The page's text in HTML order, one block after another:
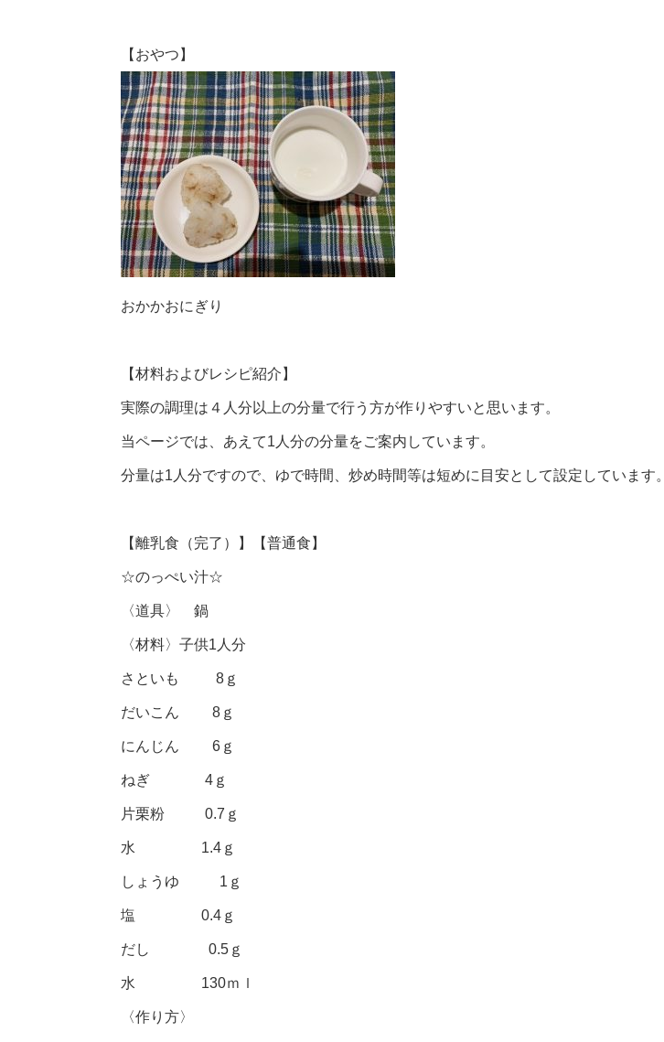
【おやつ】
おかかおにぎり
【材料およびレシピ紹介】
実際の調理は４人分以上の分量で行う方が作りやすいと思います。
当ページでは、あえて1人分の分量をご案内しています。
分量は1人分ですので、ゆで時間、炒め時間等は短めに目安として設定しています。
【離乳食（完了）】【普通食】
☆のっぺい汁☆
〈道具〉 鍋
〈材料〉子供1人分
さといも 8ｇ
だいこん 8ｇ
にんじん 6ｇ
ねぎ 4ｇ
片栗粉 0.7ｇ
水 1.4ｇ
しょうゆ 1ｇ
塩 0.4ｇ
だし 0.5ｇ
水 130ｍｌ
〈作り方〉